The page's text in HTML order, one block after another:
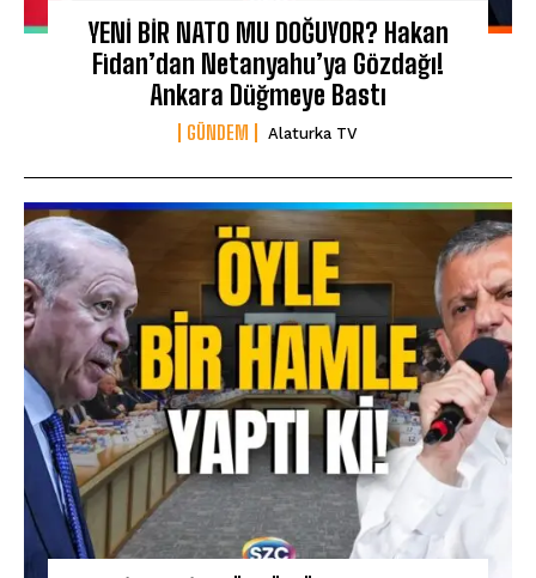
YENİ BİR NATO MU DOĞUYOR? Hakan
Fidan’dan Netanyahu’ya Gözdağı!
Ankara Düğmeye Bastı
GÜNDEM Alaturka TV